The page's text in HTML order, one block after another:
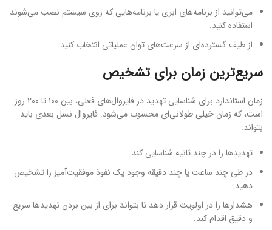
می‌توانید از برنامه‌های ابری یا برنامه‌هایی که روی سیستم نصب می‌شوند
استفاده کنید.
از طیف گسترده‌ای از سرعت‌های توان عملیاتی انتخاب کنید.
سریع‌ترین زمان برای تشخیص
زمان استاندارد برای شناسایی تهدید در فایروال‌های فعلی، بین ۱۰۰ تا ۲۰۰ روز
است، که زمان خیلی طولانی‌ای محسوب می‌شود. فایروال نسل بعدی باید
بتواند:
تهدیدها را در چند ثانیه شناسایی کند.
در طی چند ساعت یا چند دقیقه وجود یک نفوذ موفقیت‌آمیز را تشخیص
دهید.
هشدارها را در اولویت قرار دهد تا بتواند برای از بین بردن تهدیدها سریع
و دقیق اقدام کند.